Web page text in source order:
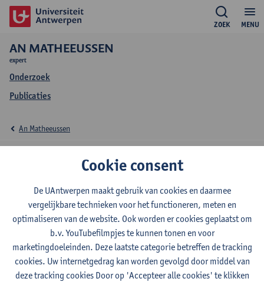
MENU
ZOEK
AN MATHEEUSSEN
expert
Onderzoek
Publicaties
Onderzoek An
Matheeussen
An Matheeussen
Onderzoeksgroep
Laboratorium voor Microbiologie, Parasitologie en Hygiëne
(LMPH)
Cookie consent
De UAntwerpen maakt gebruik van cookies en daarmee
vergelijkbare technieken voor het functioneren, meten en
optimaliseren van de website. Ook worden er cookies geplaatst om
b.v. YouTubefilmpjes te kunnen tonen en voor
marketingdoeleinden. Deze laatste categorie betreffen de tracking
cookies. Uw internetgedrag kan worden gevolgd door middel van
deze tracking cookies Door op 'Accepteer alle cookies' te klikken